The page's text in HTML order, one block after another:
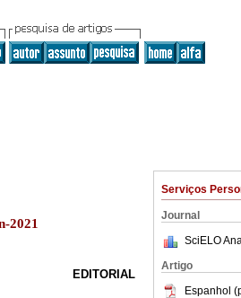
Serviços
Journal
SciELO
Artigo
Espanhol
2021
EDITORIAL